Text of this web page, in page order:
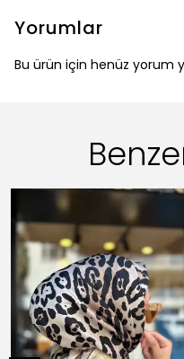
Yorumlar
Bu ürün için henüz yorum